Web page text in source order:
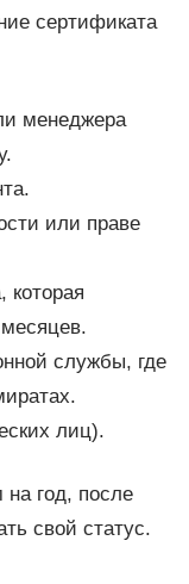
сертификата
менеджера
или праве
которая
службы, где
лиц).
год, после
свой статус.